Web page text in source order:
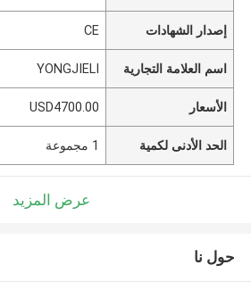
إصدار الشهادات CE
اسم العلامة التجارية YONGJIELI
الأسعار USD4700.00
الحد الأدنى لكمية 1 مجموعة
عرض المزيد
حول نا